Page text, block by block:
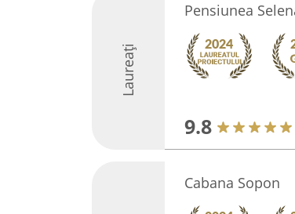
Laureați
Pensiunea
9.8
Cabana Sopon